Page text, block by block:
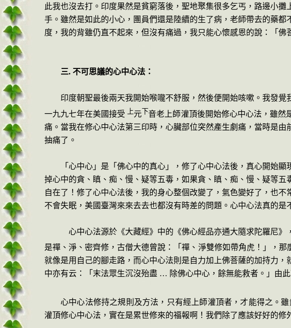
此我也沒去打。印度果然是貧窮落後，聖地聚集很多乞丐，路邊小
手。雖然是如此的小心，團員們還是陸續的生了病，老師帶去的藥
度，我的背雖仍直不起來，但沒有痛過，我只能心懷感恩的說：「佛
三. 不可思議的心中心法：
印度朝聖最後兩天我開始喉嚨不舒服，然後便開始咳嗽。我發
一九九七年在美國接受 上元下音老上師灌頂後開始修心中心法，雖然
痛。當我在修心中心法第三印時，心臟部位突然產生劇痛，當時是
抽痛了。
「心中心」是「佛心中的真心」，修了心中心法後，真心開始
掉心中的貪、瞋、痴、慢、疑等五毒，如果貪、瞋、痴、慢、疑等
自在了！修了心中心法後，我的身心整個改變了，氣色變好了，也
不會失眠，美國臺灣來來去去也都沒有時差的問題。心中心法真的是
心中心法源於《大藏經》中的《佛心經品亦通大隨求陀羅尼
是禪、淨、密齊修，古僧大德曾說：「禪、淨雙修如帶角虎！」，
就像是用自己的腳走路，而心中心法則是自力加上佛菩薩的加持力
中亦有云：「末法眾生沉沒殆盡 … 除佛心中心，餘無能救者。」由
心中心法修持之規則及方法，只有經上師灌頂者，才能得之。
灌頂修心中心法，實在是累世修來的福報啊！我們除了應該好好的修